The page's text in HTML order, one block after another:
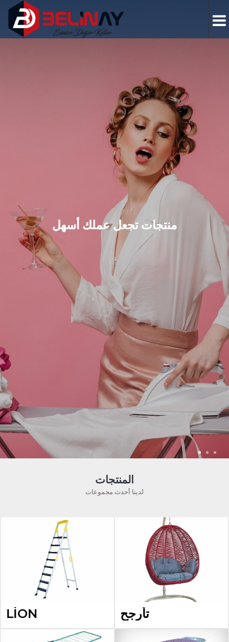
منتجات تجعل عملك أسهل
المنتجات
لدينا أحدث مجموعات
LİON تأرجح